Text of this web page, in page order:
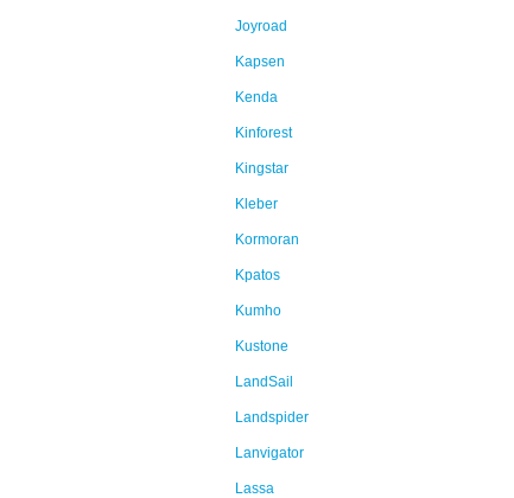
Joyroad
Kapsen
Kenda
Kinforest
Kingstar
Kleber
Kormoran
Kpatos
Kumho
Kustone
LandSail
Landspider
Lanvigator
Lassa